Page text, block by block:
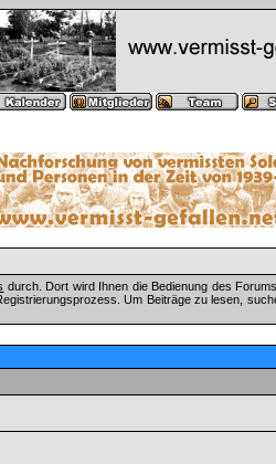
durch. Dort wird Ihnen die Bedienung des
Um Beiträge zu lesen,